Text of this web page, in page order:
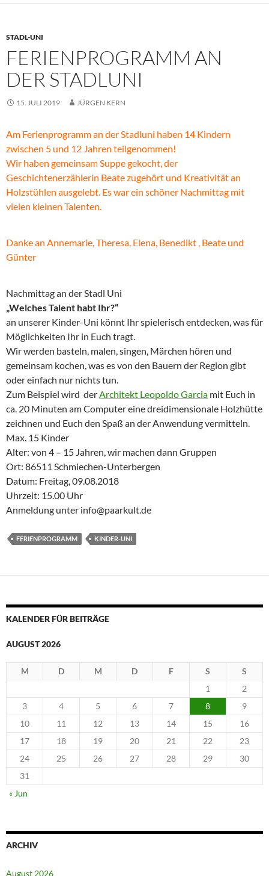
STADL-UNI
FERIENPROGRAMM AN
DER STADLUNI
15. JULI 2019 JÜRGEN KERN
Am Ferienprogramm an der Stadluni haben 14 Kindern
zwischen 5 und 12 Jahren teilgenommen!
Wir haben gemeinsam Suppe gekocht, der
Geschichtenerzählerin Beate zugehört und Kreativität an
Holzstühlen ausgelebt. Es war ein schöner Nachmittag mit
vielen kleinen Talenten.
Danke an Annemarie, Theresa, Elena, Benedikt , Beate und
Günter
Nachmittag an der Stadl Uni
„Welches Talent habt Ihr?“
an unserer Kinder-Uni könnt Ihr spielerisch entdecken, was für
Möglichkeiten Ihr in Euch tragt.
Wir werden basteln, malen, singen, Märchen hören und
gemeinsam kochen, was es von den Bauern der Region gibt
oder einfach nur nichts tun.
Zum Beispiel wird derArchitekt Leopoldo Garcia mit Euch in
ca. 20 Minuten am Computer eine dreidimensionale Holzhütte
zeichnen und Euch den Spaß an der Anwendung vermitteln.
Max. 15 Kinder
Alter: von 4 – 15 Jahren, wir machen dann Gruppen
Ort: 86511 Schmiechen-Unterbergen
Datum: Freitag, 09.08.2018
Uhrzeit: 15.00 Uhr
Anmeldung unter info@paarkult.de
FERIENPROGRAMM KINDER-UNI
KALENDER FÜR BEITRÄGE
AUGUST 2026
M D M D F S
S
1
2
3
4 5 6 7 8
9
10
11 12 13 14 15
16
17
18 19 20 21 22
23
24
25 26 27 28 29
30
31
« Jun
ARCHIV
August 2026